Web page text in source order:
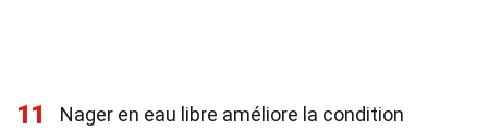
11
Nager en eau libre améliore la condition